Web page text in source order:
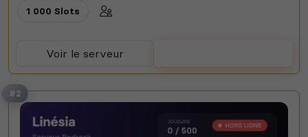
1 000 Slots
Voir le serveur
#2